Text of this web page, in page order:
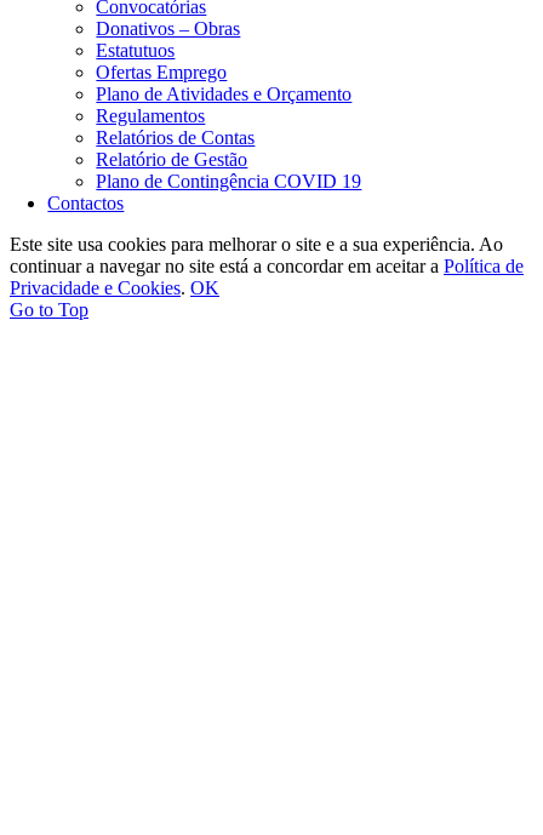
Convocatórias
Donativos – Obras
Estatutuos
Ofertas Emprego
Plano de Atividades e Orçamento
Regulamentos
Relatórios de Contas
Relatório de Gestão
Plano de Contingência COVID 19
Contactos
Este site usa cookies para melhorar o site e a sua experiência. Ao
continuar a navegar no site está a concordar em aceitar a Política de
Privacidade e Cookies. OK
Go to Top